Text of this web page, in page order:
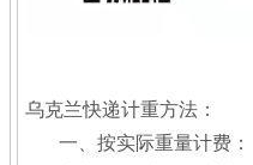
乌克兰快递计重方法：
一、按实际重量计费：